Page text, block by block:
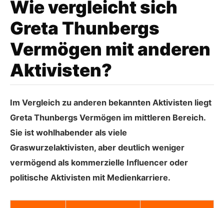
Wie vergleicht sich
Greta Thunbergs
Vermögen mit anderen
Aktivisten?
Im Vergleich zu anderen bekannten Aktivisten liegt
Greta Thunbergs Vermögen im mittleren Bereich.
Sie ist wohlhabender als viele
Graswurzelaktivisten, aber deutlich weniger
vermögend als kommerzielle Influencer oder
politische Aktivisten mit Medienkarriere.